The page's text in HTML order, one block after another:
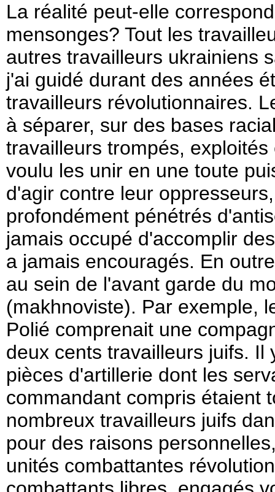
La réalité peut-elle
mensonges? Tout les
autres travailleurs ukrainiens
j'ai guidé durant des années
travailleurs révolutionnaires.
à séparer, sur des bases
travailleurs trompés,
voulu les unir en une toute
d'agir contre leur
profondément pénétrés
jamais occupé d'accomplir
a jamais encouragés. En
au sein de l'avant garde du
(makhnoviste). Par exemple,
Polié comprenait une
deux cents travailleurs juifs.
pièces d'artillerie dont les
commandant compris étaient
nombreux travailleurs juifs
pour des raisons
unités combattantes